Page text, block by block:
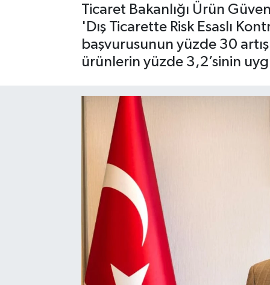
Ticaret Bakanlığı Ürün
'Dış Ticarette Risk Esaslı
başvurusunun yüzde 30
ürünlerin yüzde 3,2’sinin